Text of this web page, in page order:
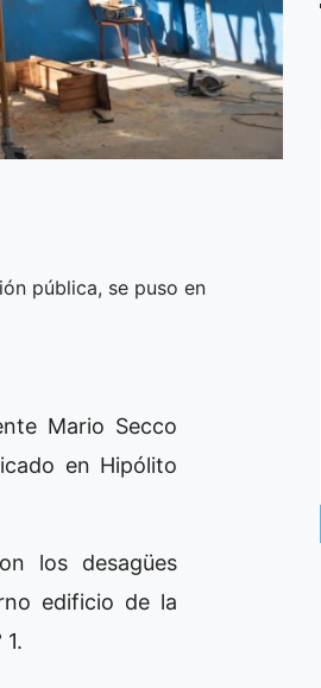
pública, se puso en
Mario Secco
en Hipólito
los desagües
edificio de la